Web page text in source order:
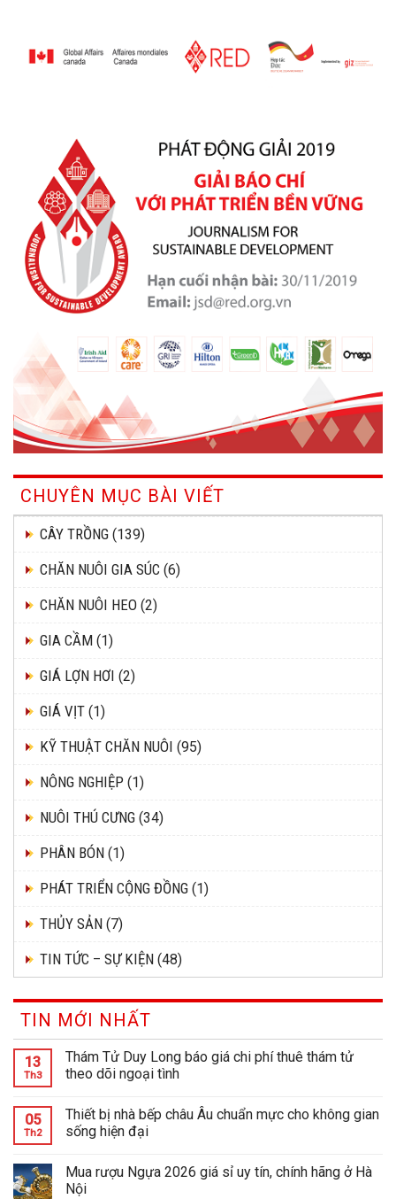
CHUYÊN MỤC BÀI VIẾT
CÂY TRỒNG (139)
CHĂN NUÔI GIA SÚC (6)
CHĂN NUÔI HEO (2)
GIA CẦM (1)
GIÁ LỢN HƠI (2)
GIÁ VỊT (1)
KỸ THUẬT CHĂN NUÔI (95)
NÔNG NGHIỆP (1)
NUÔI THÚ CƯNG (34)
PHÂN BÓN (1)
PHÁT TRIỂN CỘNG ĐỒNG (1)
THỦY SẢN (7)
TIN TỨC – SỰ KIỆN (48)
TIN MỚI NHẤT
13
Th3
Thám Tử Duy Long báo giá chi phí thuê thám tử
theo dõi ngoại tình
05
Th2
Thiết bị nhà bếp châu Âu chuẩn mực cho không gian
sống hiện đại
Mua rượu Ngựa 2026 giá sỉ uy tín, chính hãng ở Hà
Nội